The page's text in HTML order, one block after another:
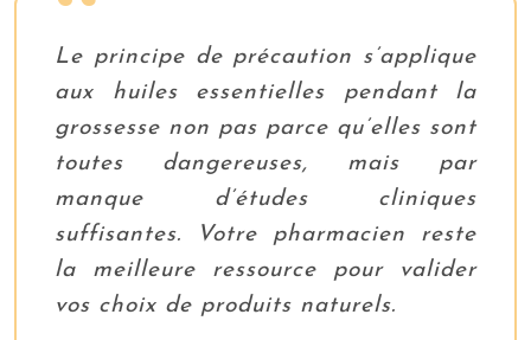
Le principe de précaution s’applique
aux huiles essentielles pendant la
grossesse non pas parce qu’elles sont
toutes dangereuses, mais par
manque d’études cliniques
suffisantes. Votre pharmacien reste
la meilleure ressource pour valider
vos choix de produits naturels.